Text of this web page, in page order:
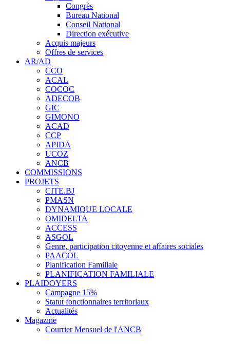
Congrès
Bureau National
Conseil National
Direction exécutive
Acquis majeurs
Offres de services
AR/AD
CCO
ACAL
COCOC
ADECOB
GIC
GIMONO
ACAD
CCP
APIDA
UCOZ
ANCB
COMMISSIONS
PROJETS
CITE.BJ
PMASN
DYNAMIQUE LOCALE
OMIDELTA
ACCESS
ASGOL
Genre, participation citoyenne et affaires sociales
PAACOL
Planification Familiale
PLANIFICATION FAMILIALE
PLAIDOYERS
Campagne 15%
Statut fonctionnaires territoriaux
Actualités
Magazine
Courrier Mensuel de l'ANCB